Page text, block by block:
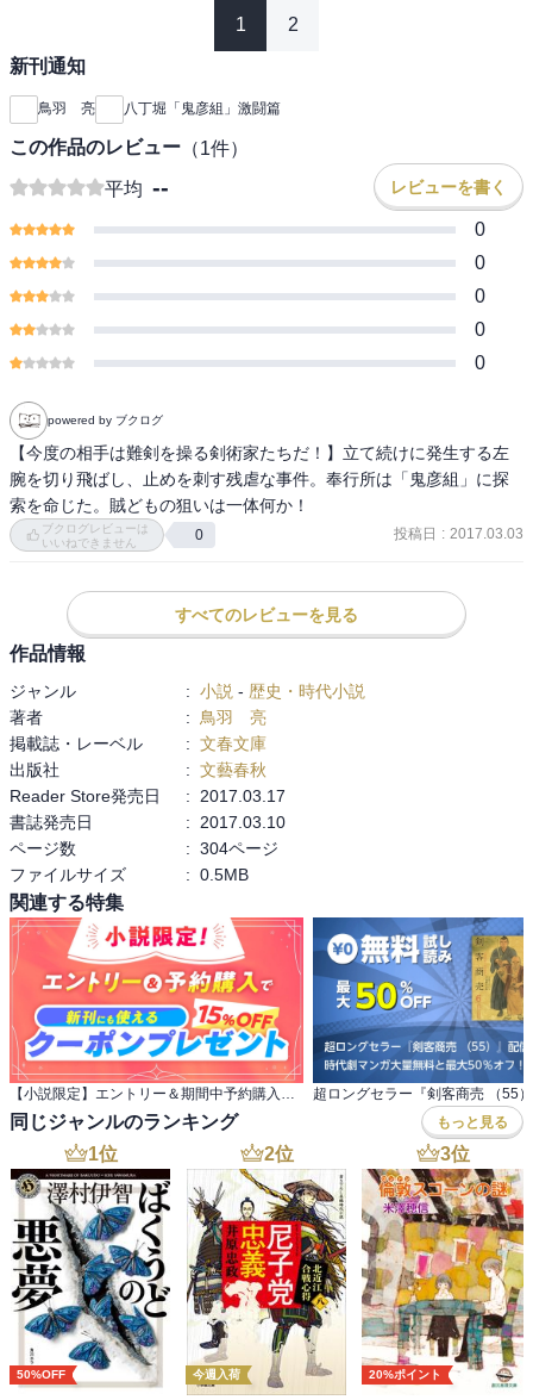
1 2
新刊通知
鳥羽 亮 八丁堀「鬼彦組」激闘篇
この作品のレビュー （1件）
平均 -- レビューを書く
0
0
0
0
0
powered by ブクログ
【今度の相手は難剣を操る剣術家たちだ！】立て続けに発生する左
腕を切り飛ばし、止めを刺す残虐な事件。奉行所は「鬼彦組」に探
索を命じた。賊どもの狙いは一体何か！
ブクログレビューは
いいねできません
0 投稿日 : 2017.03.03
すべてのレビューを見る
作品情報
ジャンル : 小説 - 歴史・時代小説
著者
:
鳥羽 亮
掲載誌・レーベル
: 文春文庫
出版社
: 文藝春秋
Reader Store発売日
:
2017.03.17
書誌発売日
:
2017.03.10
ページ数
: 304ページ
ファイルサイズ
: 0.5MB
関連する特集
【小説限定】エントリー＆期間中予約購入でクーポンプレゼント
同じジャンルのランキング もっと見る
1位
50%OFF
2位
今週入荷
3位
20%ポイント